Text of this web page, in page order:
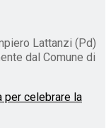
Lattanzi (Pd)
dal Comune di